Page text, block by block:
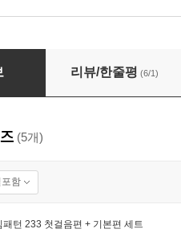
턴 233 첫걸음편
리뷰/한줄평 (6/1)
(5개)
포함
패턴 233 첫걸음편 + 기본편 세트